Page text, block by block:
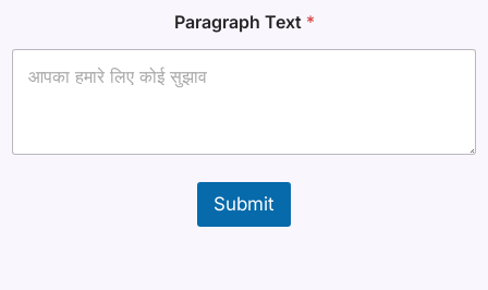
ल
T
e
Paragraph Text *
Submit